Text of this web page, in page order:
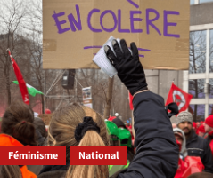
Féminisme National